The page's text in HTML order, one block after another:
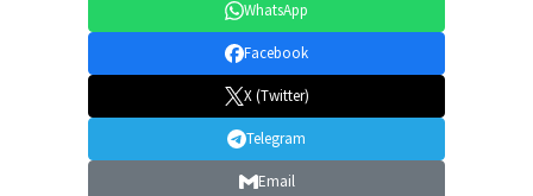
WhatsApp
Facebook
X (Twitter)
Telegram
Email